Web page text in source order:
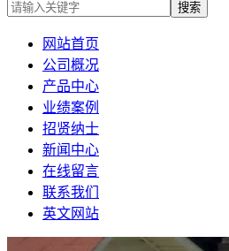
网站首页
公司概况
产品中心
业绩案例
招贤纳士
新闻中心
在线留言
联系我们
英文网站